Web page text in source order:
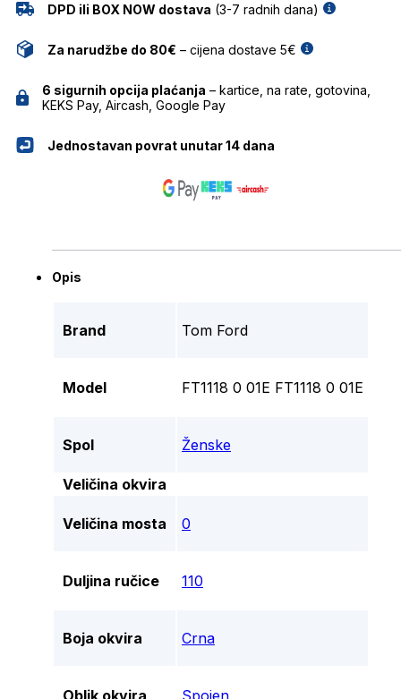
DPD ili BOX NOW dostava (3-7 radnih dana)
Za narudžbe do 80€ – cijena dostave 5€
6 sigurnih opcija plaćanja – kartice, na rate, gotovina,
KEKS Pay, Aircash, Google Pay
Jednostavan povrat unutar 14 dana
Opis
Brand Tom Ford
Model FT1118 0 01E FT1118 0 01E
Spol Ženske
Veličina okvira
Veličina mosta 0
Duljina ručice 110
Boja okvira Crna